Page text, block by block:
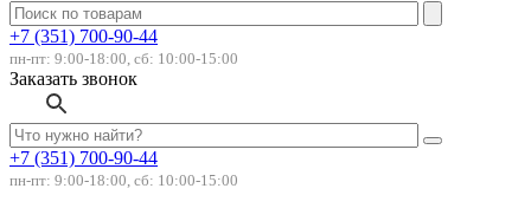
+7 (351) 700-90-44
пн-пт: 9:00-18:00, сб: 10:00-15:00
Заказать звонок
+7 (351) 700-90-44
пн-пт: 9:00-18:00, сб: 10:00-15:00